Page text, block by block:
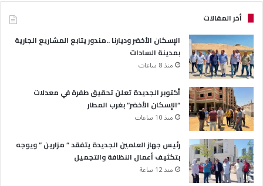
أخر المقالات
الإسكان الأخضر وديارنا ..مندور يتابع المشاريع الجارية
بمدينة السادات
منذ 8 ساعات
أكتوبر الجديدة تعلن تحقيق طفرة في معدلات
“الإسكان الأخضر” بغرب المطار
منذ 10 ساعات
رئيس جهاز العلمين الجديدة يتفقد ” مزارين ” ويوجه
بتكثيف أعمال النظافة والتجميل
منذ 12 ساعة